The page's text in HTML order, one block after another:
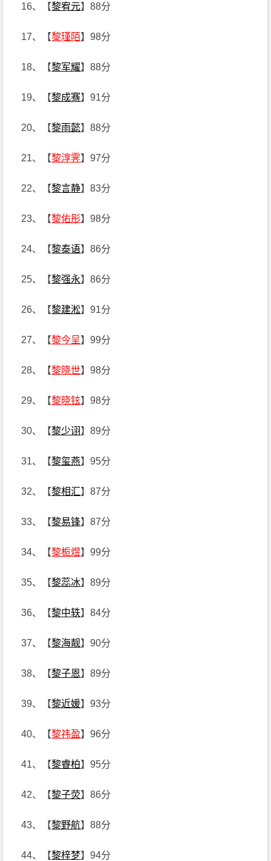
16、【黎宥元】88分
17、【黎瑾陌】98分
18、【黎军耀】88分
19、【黎成骞】91分
20、【黎雨懿】88分
21、【黎淳霁】97分
22、【黎言静】83分
23、【黎佑彤】98分
24、【黎泰语】86分
25、【黎强永】86分
26、【黎建淞】91分
27、【黎今呈】99分
28、【黎晓世】98分
29、【黎晓铉】98分
30、【黎少诩】89分
31、【黎玺燕】95分
32、【黎相汇】87分
33、【黎易锋】87分
34、【黎栀煜】99分
35、【黎蕊冰】89分
36、【黎中轶】84分
37、【黎海靓】90分
38、【黎子恩】89分
39、【黎近媛】93分
40、【黎祎盈】96分
41、【黎睿柏】95分
42、【黎子荧】86分
43、【黎野航】88分
44、【黎梓梦】94分